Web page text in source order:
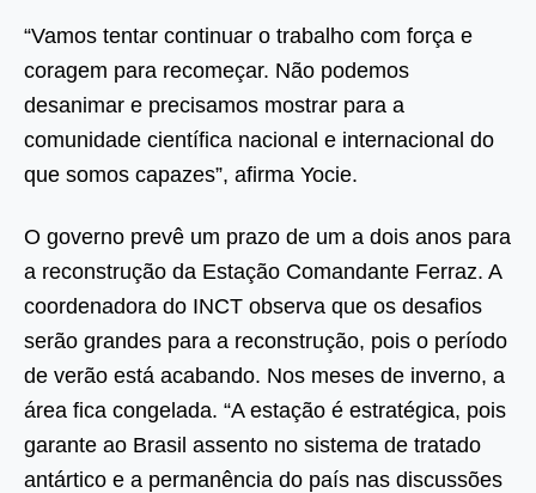
“Vamos tentar continuar o trabalho com força e
coragem para recomeçar. Não podemos
desanimar e precisamos mostrar para a
comunidade científica nacional e internacional do
que somos capazes”, afirma Yocie.
O governo prevê um prazo de um a dois anos para
a reconstrução da Estação Comandante Ferraz. A
coordenadora do INCT observa que os desafios
serão grandes para a reconstrução, pois o período
de verão está acabando. Nos meses de inverno, a
área fica congelada. “A estação é estratégica, pois
garante ao Brasil assento no sistema de tratado
antártico e a permanência do país nas discussões